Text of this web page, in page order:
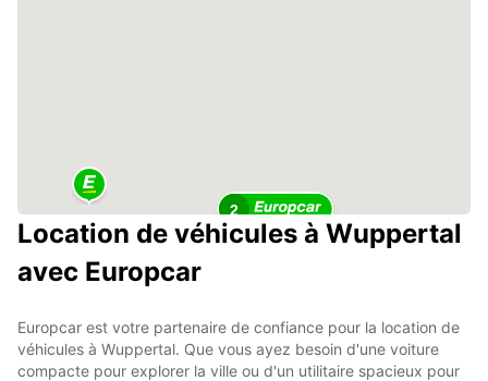
2
Location de véhicules à Wuppertal
avec Europcar
Europcar est votre partenaire de confiance pour la location de
véhicules à Wuppertal. Que vous ayez besoin d'une voiture
compacte pour explorer la ville ou d'un utilitaire spacieux pour